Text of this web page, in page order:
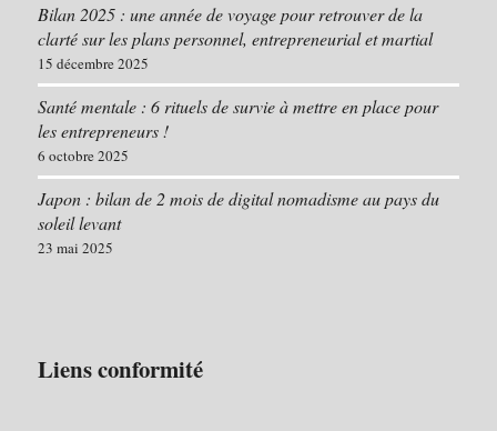
Bilan 2025 : une année de voyage pour retrouver de la
clarté sur les plans personnel, entrepreneurial et martial
15 décembre 2025
Santé mentale : 6 rituels de survie à mettre en place pour
les entrepreneurs !
6 octobre 2025
Japon : bilan de 2 mois de digital nomadisme au pays du
soleil levant
23 mai 2025
Liens conformité